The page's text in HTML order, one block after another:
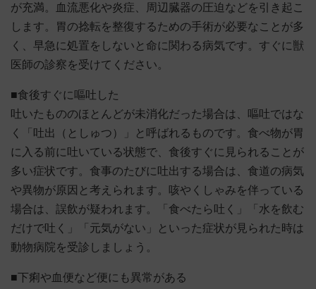
が充満。血流悪化や炎症、周辺臓器の圧迫などを引き起こ
します。胃の捻転を整復するための手術が必要なことが多
く、早急に処置をしないと命に関わる病気です。すぐに獣
医師の診察を受けてください。
■食後すぐに嘔吐した
吐いたもののほとんどが未消化だった場合は、嘔吐ではな
く「吐出（としゅつ）」と呼ばれるものです。食べ物が胃
に入る前に吐いている状態で、食後すぐに見られることが
多い症状です。食事のたびに吐出する場合は、食道の病気
や異物が原因と考えられます。咳やくしゃみを伴っている
場合は、誤飲が疑われます。「食べたら吐く」「水を飲む
だけで吐く」「元気がない」といった症状が見られた時は
動物病院を受診しましょう。
■下痢や血便など便にも異常がある